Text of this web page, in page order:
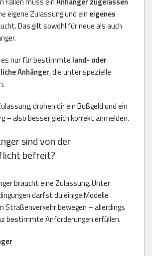
eigene Zulassung und ein eigenes
Das gilt sowohl für neue als auch
nur für bestimmte land- oder
Anhänger, die unter spezielle
drohen dir ein Bußgeld und ein
– also besser gleich korrekt anmelden.
sind von der
befreit?
braucht eine Zulassung. Unter
darfst du einige Modelle
Straßenverkehr bewegen – allerdings
bestimmte Anforderungen erfüllen.